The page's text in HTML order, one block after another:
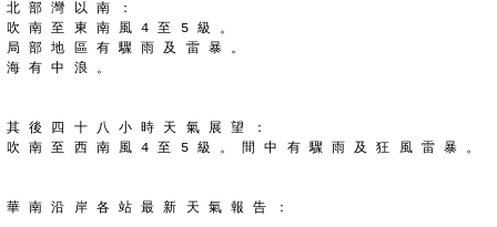
北 部 灣 以 南 ：
吹 南 至 東 南 風 4 至 5 級 。
局 部 地 區 有 驟 雨 及 雷 暴 。
海 有 中 浪 。
其 後 四 十 八 小 時 天 氣 展 望 ：
吹 南 至 西 南 風 4 至 5 級 。 間 中 有 驟 雨 及 狂 風 雷 暴 。
華 南 沿 岸 各 站 最 新 天 氣 報 告 ：